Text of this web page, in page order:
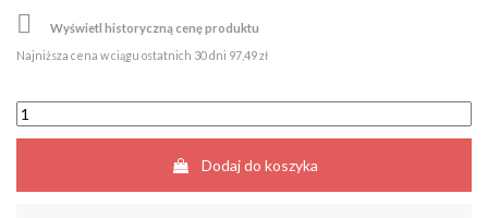

Wyświetl historyczną cenę produktu
Najniższa cena w ciągu ostatnich 30 dni 97,49 zł
Dodaj do koszyka